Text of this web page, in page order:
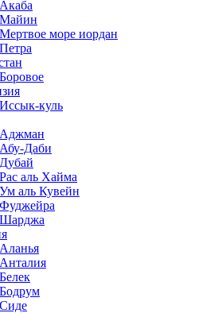
Акаба
Майин
Мертвое море иордан
Петра
Боровое
Иссык-куль
Аджман
Абу-Даби
Дубай
Рас аль Хайма
Ум аль Кувейн
Фуджейра
Шарджа
Аланья
Анталия
Белек
Бодрум
Сиде